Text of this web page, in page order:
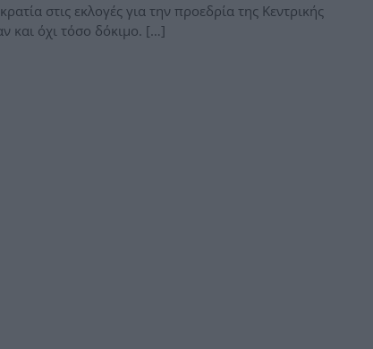
στις εκλογές για την προεδρία της Κεντρικής
και όχι τόσο δόκιμο. […]